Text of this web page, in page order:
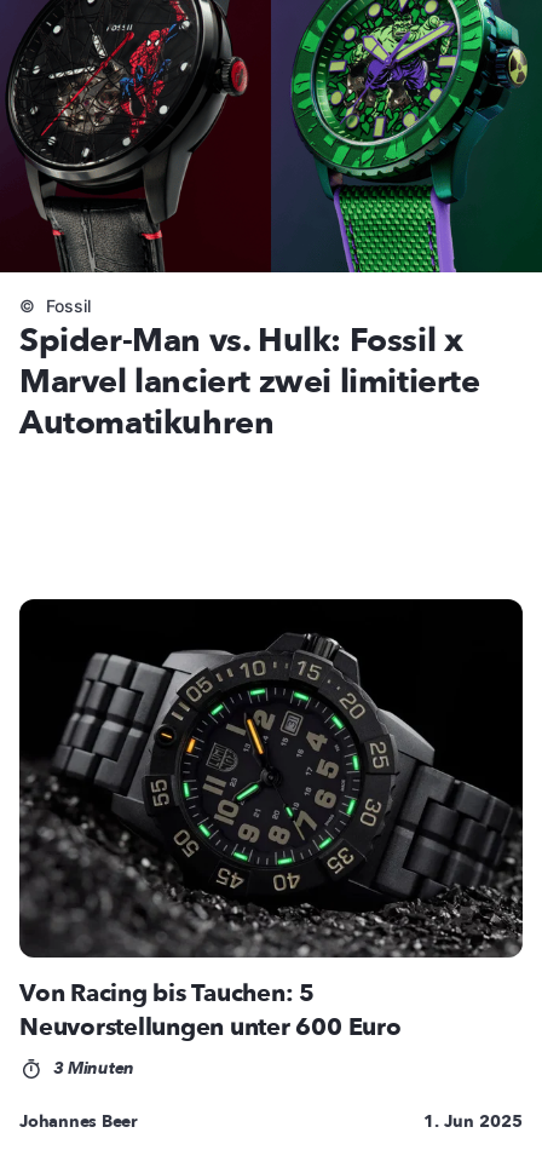
Spider-Man vs. Hulk: Fossil x
Marvel lanciert zwei limitierte
Automatikuhren
© Fossil
Von Racing bis Tauchen: 5
Neuvorstellungen unter 600 Euro
3 Minuten
Johannes Beer 1. Jun 2025